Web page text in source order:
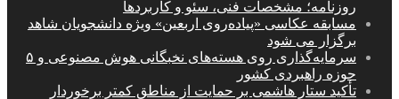
روزنامه؛ مشخصات فنی، سئو و کاربردها
مسابقه عکاسی «پیاده‌روی اربعین» ویژه دانشجویان شاهد
برگزار می شود
سرمایه‌گذاری روی هسته‌های نخبگانی هوش مصنوعی و ۵
حوزه راهبردی کشور
تأکید ستار هاشمی بر حمایت از مناطق کمتر برخوردار